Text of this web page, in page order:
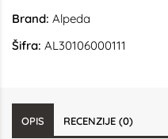
Brand: Alpeda
Šifra: AL30106000111
OPIS RECENZIJE (0)